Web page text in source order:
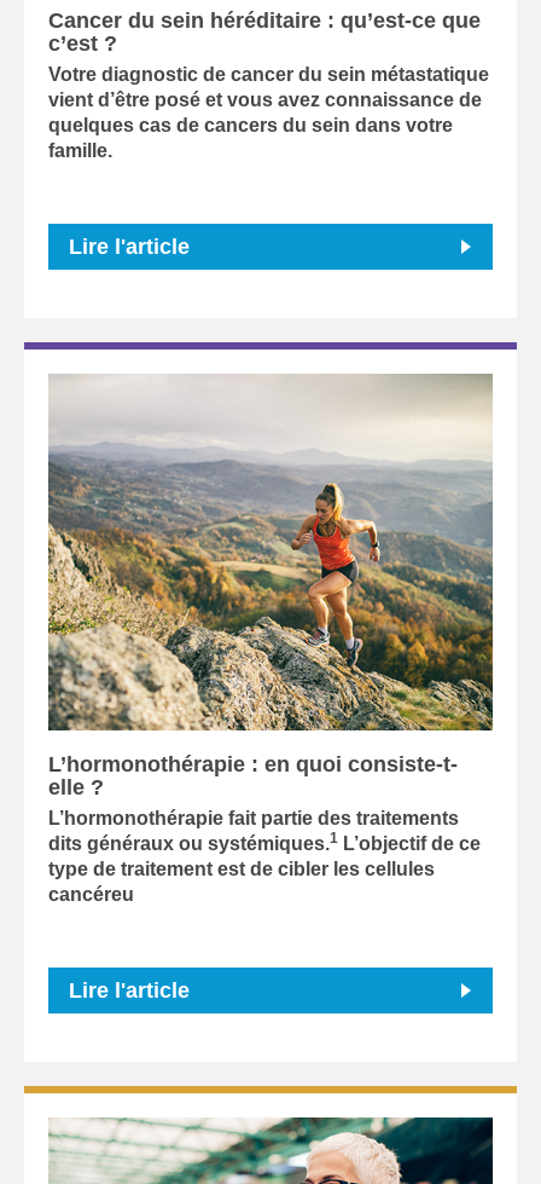
Cancer du sein héréditaire : qu’est-ce que
c’est ?
Votre diagnostic de cancer du sein métastatique
vient d’être posé et vous avez connaissance de
quelques cas de cancers du sein dans votre
famille.
Lire l'article
L’hormonothérapie : en quoi consiste-t-
elle ?
L’hormonothérapie fait partie des traitements
dits généraux ou systémiques.1 L’objectif de ce
type de traitement est de cibler les cellules
cancéreu
Lire l'article